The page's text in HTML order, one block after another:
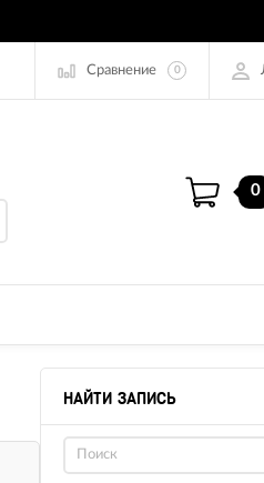
Сравнение 0
0
НАЙТИ ЗАПИСЬ